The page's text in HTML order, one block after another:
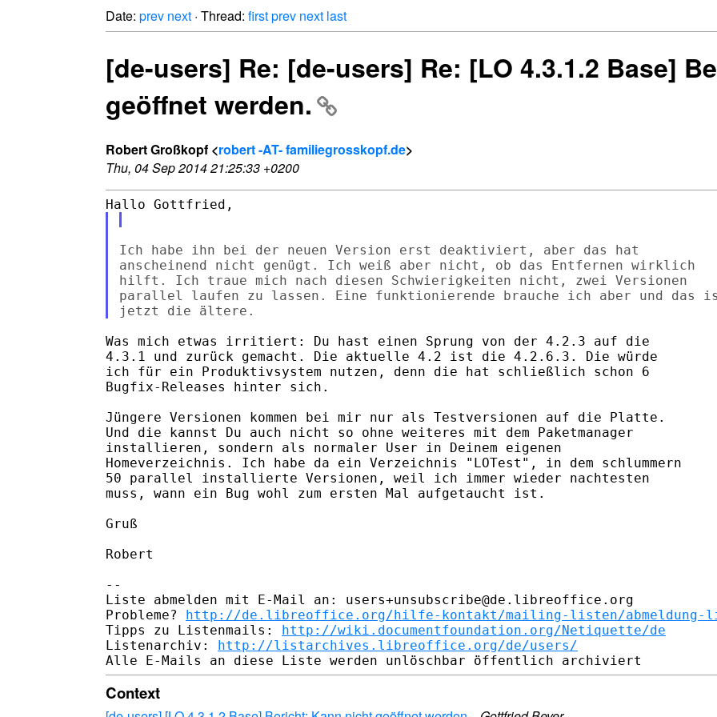
Date: prev next · Thread: firstprev next last
[de-users] Re: [de-users] Re: [LO 4.3.1.2 Base]
geöffnet werden.
Robert Großkopf <robert -AT- familiegrosskopf.de>
Thu, 04 Sep 2014 21:25:33 +0200
Ich habe ihn bei der neuen Version erst deaktiviert, aber das hat
anscheinend nicht genügt. Ich weiß aber nicht, ob das Entfernen wirklich
hilft. Ich traue mich nach diesen Schwierigkeiten nicht, zwei Versionen
parallel laufen zu lassen. Eine funktionierende brauche ich aber und das
Was mich etwas irritiert: Du hast einen Sprung von der 4.2.3 auf die
4.3.1 und zurück gemacht. Die aktuelle 4.2 ist die 4.2.6.3. Die würde
ich für ein Produktivsystem nutzen, denn die hat schließlich schon 6
Bugfix-Releases hinter sich.
Jüngere Versionen kommen bei mir nur als Testversionen auf die Platte.
Und die kannst Du auch nicht so ohne weiteres mit dem Paketmanager
installieren, sondern als normaler User in Deinem eigenen
Homeverzeichnis. Ich habe da ein Verzeichnis "LOTest", in dem schlummern
50 parallel installierte Versionen, weil ich immer wieder nachtesten
muss, wann ein Bug wohl zum ersten Mal aufgetaucht ist.
Gruß
Robert
--
Liste abmelden mit E-Mail an: users+unsubscribe@de.libreoffice.org
Probleme? http://de.libreoffice.org/hilfe-kontakt/mailing-listen/abmeldung-
Tipps zu Listenmails: http://wiki.documentfoundation.org/Netiquette/de
Listenarchiv: http://listarchives.libreoffice.org/de/users/
Context